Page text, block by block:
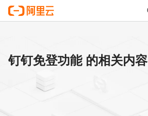
钉钉免登功能 的相关内容